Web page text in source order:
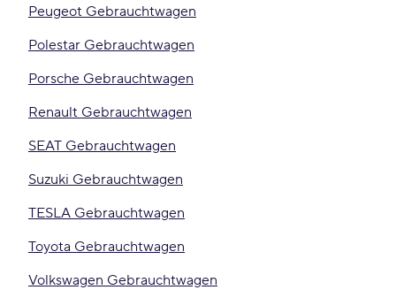
Peugeot Gebrauchtwagen
Polestar Gebrauchtwagen
Porsche Gebrauchtwagen
Renault Gebrauchtwagen
SEAT Gebrauchtwagen
Suzuki Gebrauchtwagen
TESLA Gebrauchtwagen
Toyota Gebrauchtwagen
Volkswagen Gebrauchtwagen